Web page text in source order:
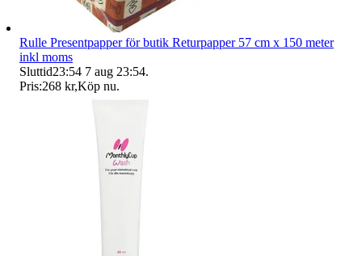
Rulle Presentpapper för butik Returpapper 57 cm x 150 meter
inkl moms
Sluttid23:54 7 aug 23:54.
Pris:268 kr,Köp nu.